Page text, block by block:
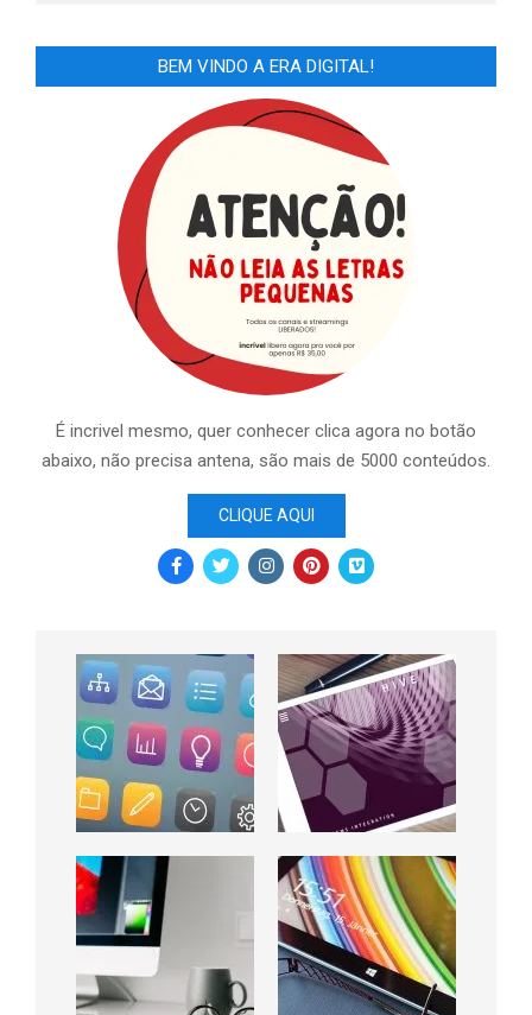
BEM VINDO A ERA DIGITAL!
É incrivel mesmo, quer conhecer clica agora no botão
abaixo, não precisa antena, são mais de 5000 conteúdos.
CLIQUE AQUI